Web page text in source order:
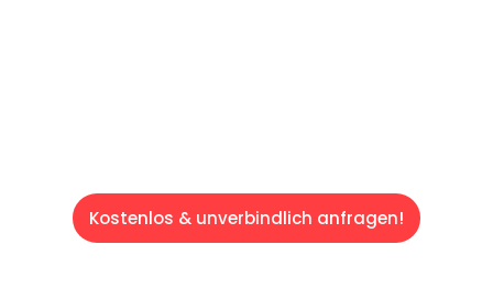
Kostenlos & unverbindlich anfragen!